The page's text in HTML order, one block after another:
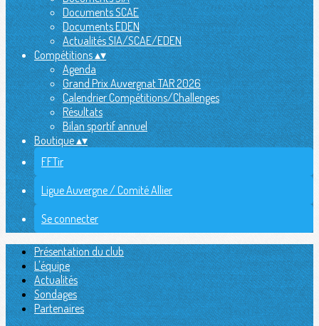
Documents SCAE
Documents EDEN
Actualités SIA/SCAE/EDEN
Compétitions▴▾
Agenda
Grand Prix Auvergnat TAR 2026
Calendrier Compétitions/Challenges
Résultats
Bilan sportif annuel
Boutique▴▾
FFTir
Ligue Auvergne / Comité Allier
Se connecter
Présentation du club
L'équipe
Actualités
Sondages
Partenaires